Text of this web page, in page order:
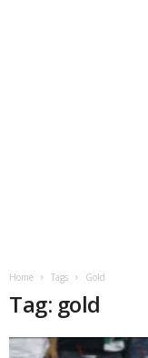
Home Tags Gold
Tag: gold